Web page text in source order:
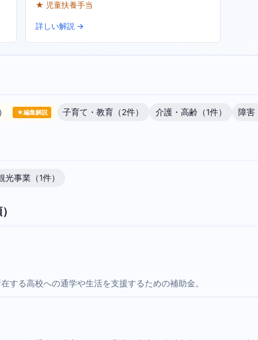
★ 児童扶養手当
詳しい解説 →
★編集解説 子育て・教育（2件） 介護・高齢（1件） 障害
事業（1件）
する高校への通学や生活を支援するための補助金。